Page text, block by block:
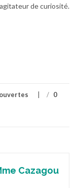
agitateur de curiosité.
/ 0
Cazagou